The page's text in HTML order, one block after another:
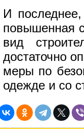
И
повышенная
вид
достаточно
меры по
одежде и со